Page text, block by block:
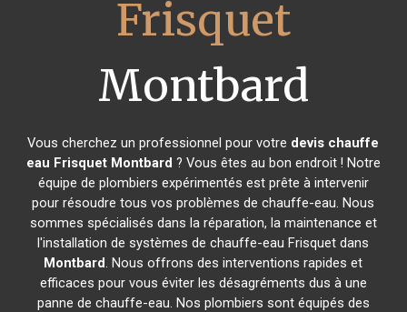
Frisquet
Montbard
Vous cherchez un professionnel pour votre devis chauffe
eau Frisquet Montbard ? Vous êtes au bon endroit ! Notre
équipe de plombiers expérimentés est prête à intervenir
pour résoudre tous vos problèmes de chauffe-eau. Nous
sommes spécialisés dans la réparation, la maintenance et
l'installation de systèmes de chauffe-eau Frisquet dans
Montbard. Nous offrons des interventions rapides et
efficaces pour vous éviter les désagréments dus à une
panne de chauffe-eau. Nos plombiers sont équipés des